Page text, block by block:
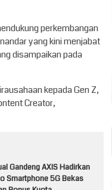
perkembangan
yang kini menjabat
disampaikan pada
kepada Gen Z,
Creator,
Gandeng AXIS Hadirkan
Smartphone 5G Bekas